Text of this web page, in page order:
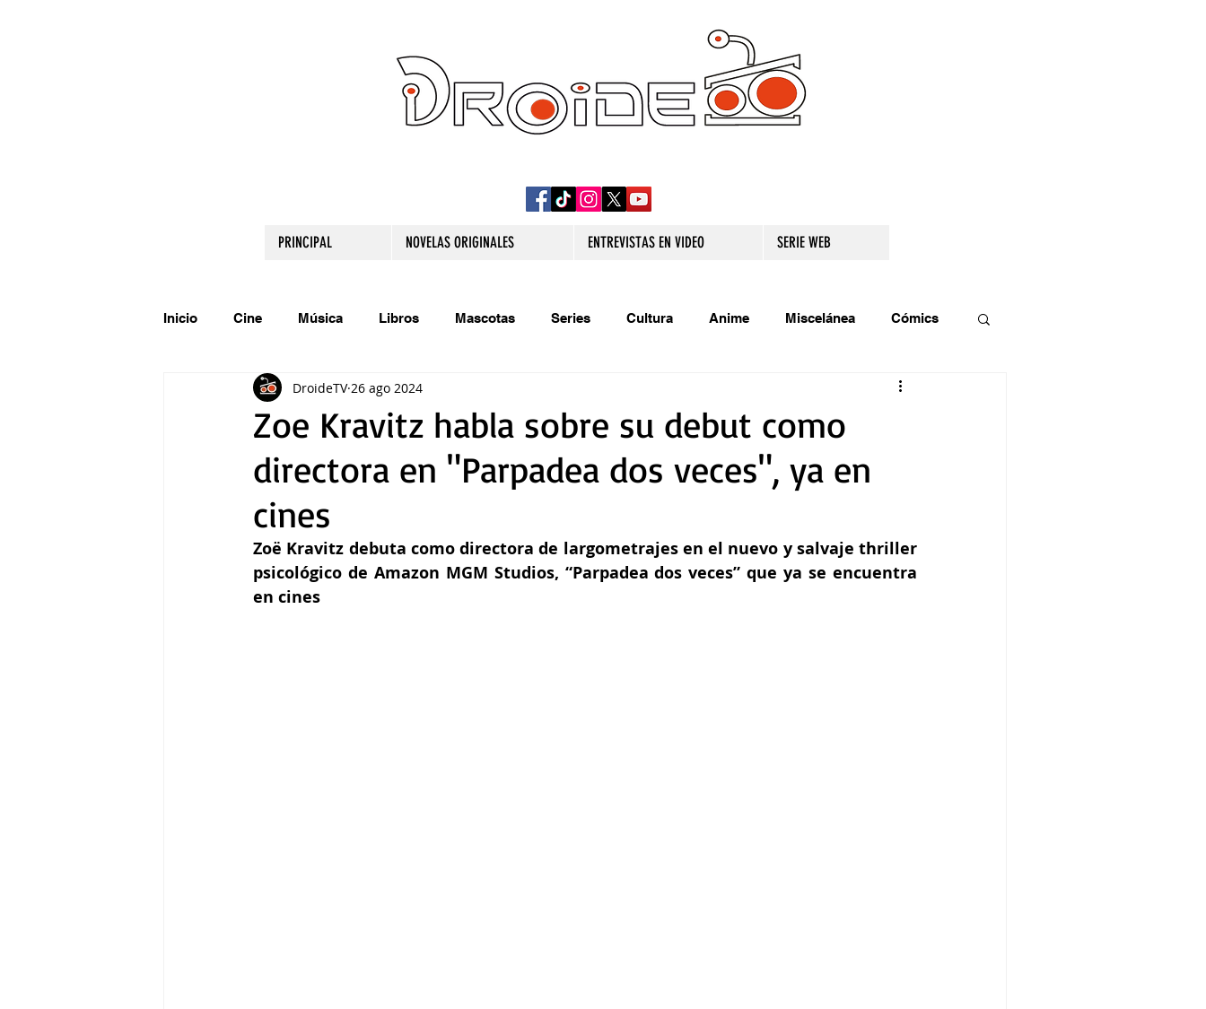
PRINCIPAL NOVELAS ORIGINALES ENTREVISTAS EN VIDEO SERIE WEB
Inicio Cine Música Libros Mascotas Series Cultura Anime Miscelánea Cómics
Comparte tu talento Relatos originales
Gastronomía Tecnología
Zoe Kravitz habla sobre su debut como
directora en "Parpadea dos veces", ya en
cines
DroideTV 26 ago 2024
Zoë Kravitz debuta como directora de largometrajes en el nuevo y salvaje thriller
psicológico de Amazon MGM Studios, “Parpadea dos veces” que ya se encuentra
en cines